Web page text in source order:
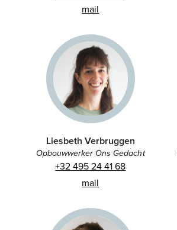
mail
Liesbeth Verbruggen
Opbouwwerker Ons Gedacht
+32 495 24 41 68
mail